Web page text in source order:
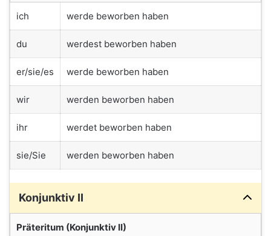
ich werde beworben haben
du werdest beworben haben
er/sie/es werde beworben haben
wir werden beworben haben
ihr werdet beworben haben
sie/Sie werden beworben haben
Konjunktiv II
Präteritum (Konjunktiv II)